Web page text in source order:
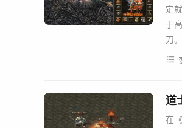
定
于
刀
道
在